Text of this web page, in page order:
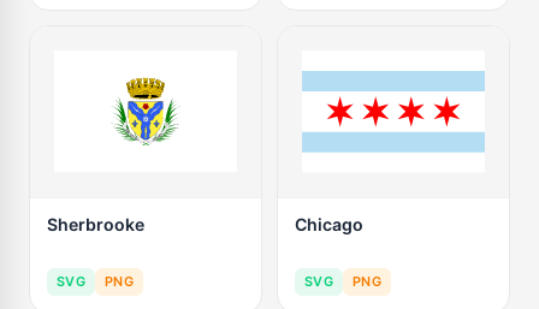
Sherbrooke
SVG PNG
Chicago
SVG PNG